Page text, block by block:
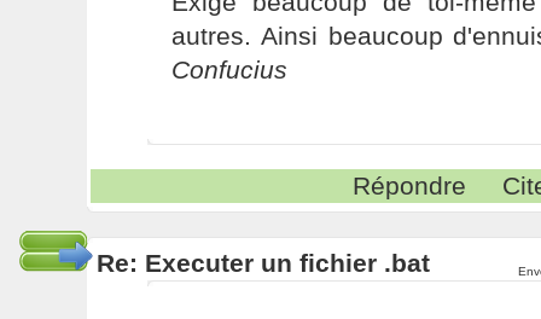
autres. Ainsi beaucoup
Confucius
Répondre
Re: Executer un fichier .bat